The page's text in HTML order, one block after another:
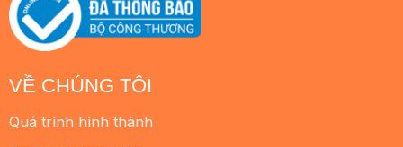
VỀ CHÚNG TÔI
Quá trình hình thành